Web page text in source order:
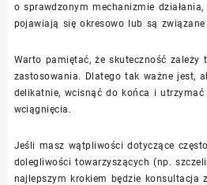
o sprawdzonym mechanizmie
pojawiają się okresowo lub są
Warto pamiętać, że skuteczność zależy
zastosowania. Dlatego tak ważne jest,
delikatnie, wcisnąć do końca i utrzymać
wciągnięcia.
Jeśli masz wątpliwości dotyczące
dolegliwości towarzyszących (np.
najlepszym krokiem będzie konsultacja